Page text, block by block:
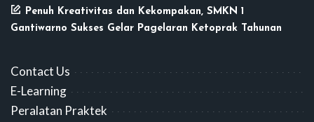
Penuh Kreativitas dan Kekompakan, SMKN 1
Gantiwarno Sukses Gelar Pagelaran Ketoprak Tahunan
Contact Us
E-Learning
Peralatan Praktek